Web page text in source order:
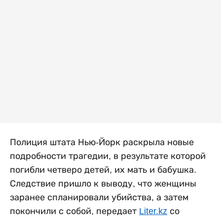
Полиция штата Нью-Йорк раскрыла новые
подробности трагедии, в результате которой
погибли четверо детей, их мать и бабушка.
Следствие пришло к выводу, что женщины
заранее спланировали убийства, а затем
покончили с собой, передает Liter.kz со